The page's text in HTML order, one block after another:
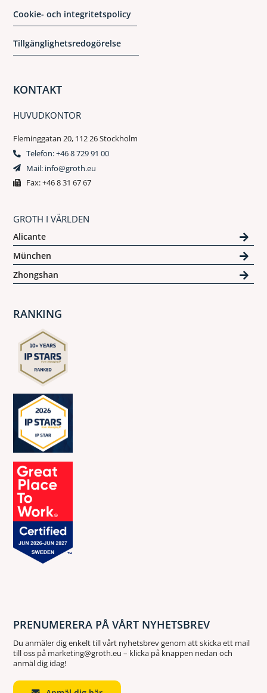
Cookie- och integritetspolicy
Tillgänglighetsredogörelse
KONTAKT
HUVUDKONTOR
Fleminggatan 20, 112 26 Stockholm
Telefon: +46 8 729 91 00
Mail: info@groth.eu
Fax: +46 8 31 67 67
GROTH I VÄRLDEN
Alicante
München
Zhongshan
RANKING
PRENUMERERA PÅ VÅRT NYHETSBREV
Du anmäler dig enkelt till vårt nyhetsbrev genom att skicka ett mail
till oss på marketing@groth.eu – klicka på knappen nedan och
anmäl dig idag!